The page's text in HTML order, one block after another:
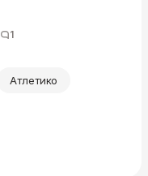
1
Атлетико